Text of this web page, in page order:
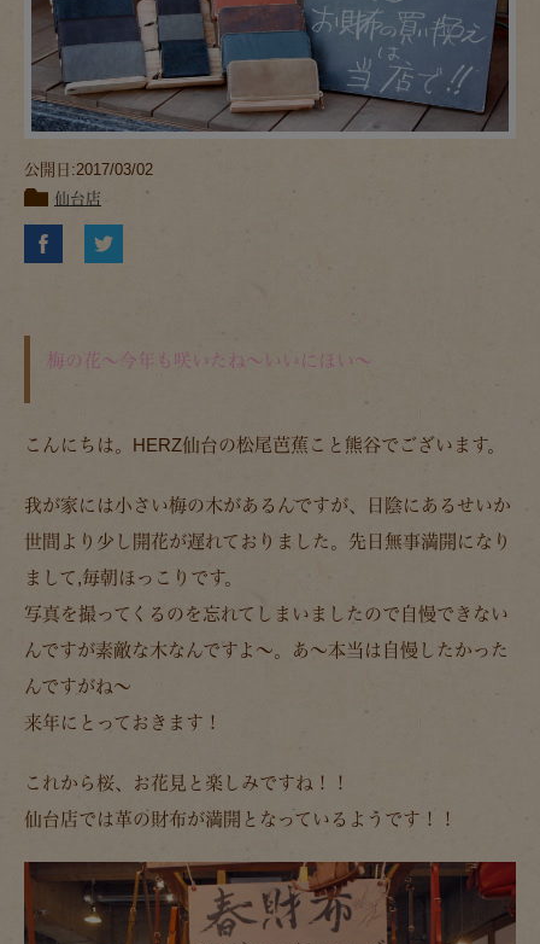
公開日:2017/03/02
仙台店
梅の花～今年も咲いたね～いいにほい～
こんにちは。HERZ仙台の松尾芭蕉こと熊谷でございます。
我が家には小さい梅の木があるんですが、日陰にあるせいか
世間より少し開花が遅れておりました。先日無事満開になり
まして,毎朝ほっこりです。
写真を撮ってくるのを忘れてしまいましたので自慢できない
んですが素敵な木なんですよ～。あ～本当は自慢したかった
んですがね～
来年にとっておきます！
これから桜、お花見と楽しみですね！！
仙台店では革の財布が満開となっているようです！！